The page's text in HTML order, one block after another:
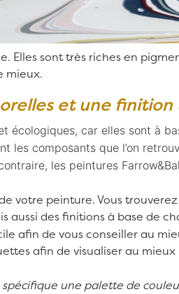
Elles sont très riches en
mieux.
et une
car elles sont à
composants que l’on
les peintures
votre peinture. Vous
aussi des finitions à base de
afin de vous conseiller au
afin de visualiser au
une palette de